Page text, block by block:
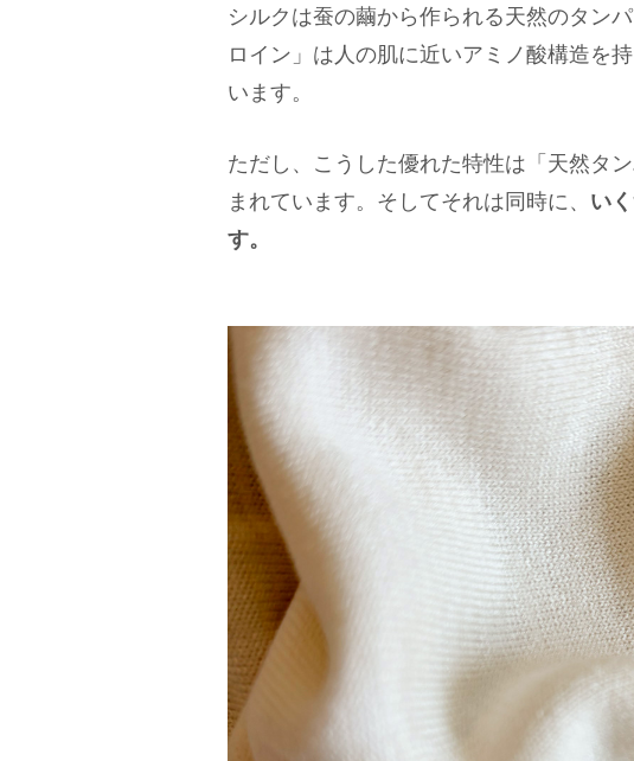
シルクは蚕の繭から作られる天然のタン
ロイン」は人の肌に近いアミノ酸構造を
います。
ただし、こうした優れた特性は「天然タ
まれています。そしてそれは同時に、 い
す。